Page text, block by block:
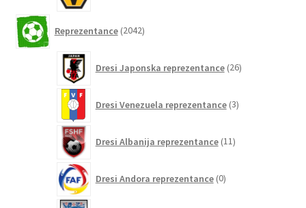
Reprezentance 2042izdelkov
Dresi Japonska reprezentance 26izdelkov
Dresi Venezuela reprezentance 3izdelki
Dresi Albanija reprezentance 11izdelkov
Dresi Andora reprezentance 0izdelkov